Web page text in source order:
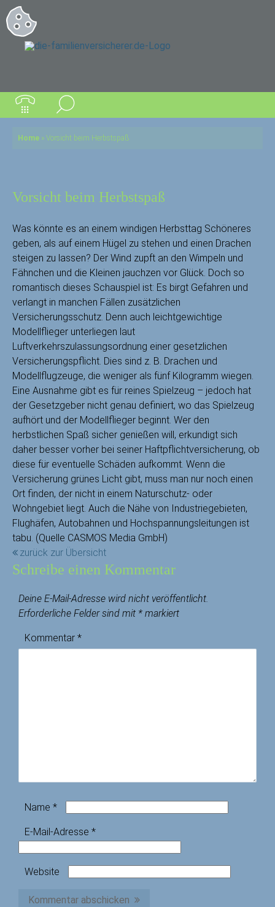
Home » Vorsicht beim Herbstspaß
Vorsicht beim Herbstspaß
Was könnte es an einem windigen Herbsttag Schöneres
geben, als auf einem Hügel zu stehen und einen Drachen
steigen zu lassen? Der Wind zupft an den Wimpeln und
Fähnchen und die Kleinen jauchzen vor Glück. Doch so
romantisch dieses Schauspiel ist: Es birgt Gefahren und
verlangt in manchen Fällen zusätzlichen
Versicherungsschutz. Denn auch leichtgewichtige
Modellflieger unterliegen laut
Luftverkehrszulassungsordnung einer gesetzlichen
Versicherungspflicht. Dies sind z. B. Drachen und
Modellflugzeuge, die weniger als fünf Kilogramm wiegen.
Eine Ausnahme gibt es für reines Spielzeug – jedoch hat
der Gesetzgeber nicht genau definiert, wo das Spielzeug
aufhört und der Modellflieger beginnt. Wer den
herbstlichen Spaß sicher genießen will, erkundigt sich
daher besser vorher bei seiner Haftpflichtversicherung, ob
diese für eventuelle Schäden aufkommt. Wenn die
Versicherung grünes Licht gibt, muss man nur noch einen
Ort finden, der nicht in einem Naturschutz- oder
Wohngebiet liegt. Auch die Nähe von Industriegebieten,
Flughäfen, Autobahnen und Hochspannungsleitungen ist
tabu. (Quelle CASMOS Media GmbH)
zurück zur Übersicht
Schreibe einen Kommentar
Deine E-Mail-Adresse wird nicht veröffentlicht.
Erforderliche Felder sind mit * markiert
Kommentar *
Name *
E-Mail-Adresse *
Website
Kommentar abschicken